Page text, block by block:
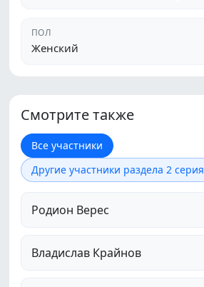
ПОЛ
Женский
Смотрите также
Все участники
Другие участники раздела 2 серия
Родион Верес
Владислав Крайнов